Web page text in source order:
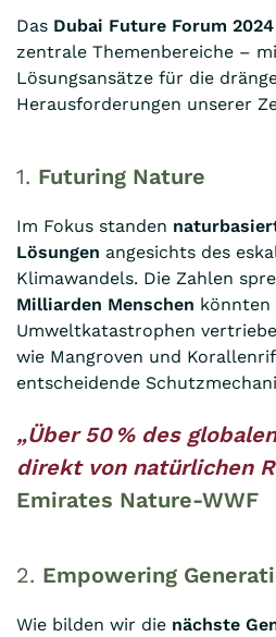
Das Dubai Future Forum 2024
zentrale Themenbereiche –
Lösungsansätze für die
Herausforderungen unserer
1. Futuring Nature
Im Fokus standen
Lösungen angesichts des
Klimawandels. Die Zahlen
Milliarden Menschen könnten
Umweltkatastrophen
wie Mangroven und
entscheidende
„Über 50 % des
direkt von natürlichen
Emirates Nature-WWF
2. Empowering
Wie bilden wir die nächste